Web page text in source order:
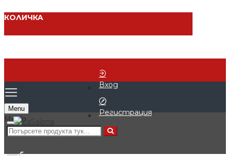
КОЛИЧКА
Вход
Регистрация
Menu